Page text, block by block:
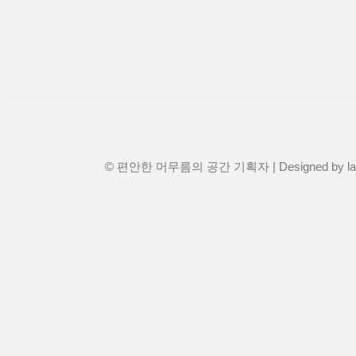
© 편안한 머무름의 공간 기획자 | Designed by